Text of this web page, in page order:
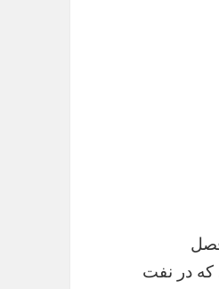
که در نفت